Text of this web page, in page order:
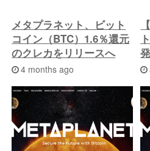
メタプラネット、ビット
コイン（BTC）1.6％還元
のクレカをリリースへ
4 months ago